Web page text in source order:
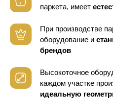
паркета, имеет
При производстве
оборудование и
брендов
Высокоточное
каждом участке
идеальную